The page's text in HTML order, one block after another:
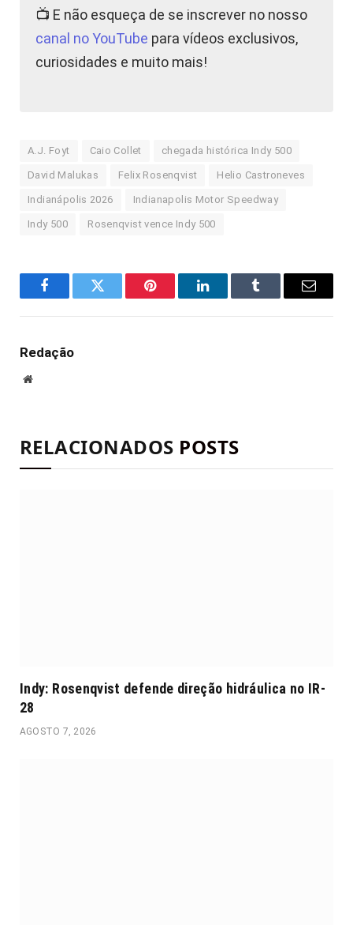
📺 E não esqueça de se inscrever no nosso
canal no YouTube para vídeos exclusivos,
curiosidades e muito mais!
A.J. Foyt Caio Collet chegada histórica Indy 500
David Malukas Felix Rosenqvist Helio Castroneves
Indianápolis 2026 Indianapolis Motor Speedway
Indy 500 Rosenqvist vence Indy 500
FacebookTwitter Pinterest LinkedInTumblr
E-
Redação
Site
RELACIONADOS POSTS
Indy: Rosenqvist defende direção hidráulica no IR-
28
AGOSTO 7, 2026